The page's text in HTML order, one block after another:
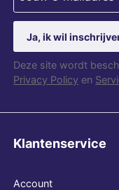
Ja, ik wil
Deze site wordt
Privacy Policy en
Klantenservice
Account